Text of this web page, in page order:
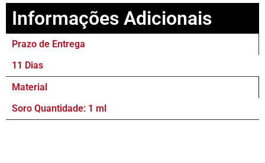
Informações Adicionais
Prazo de Entrega
11 Dias
Material
Soro Quantidade: 1 ml